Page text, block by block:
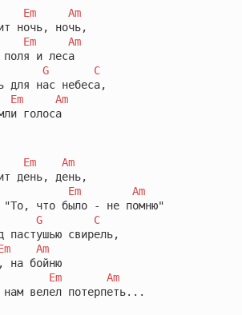
Em
Am
ночь, ночь,
Em
Am
и леса
G
C
для нас небеса,
Em
Am
голоса
Em
Am
день, день,
Em
Am
"То, что было - не помню"
G
C
пастушью свирель,
Am
на бойню
Em
Am
велел потерпеть...